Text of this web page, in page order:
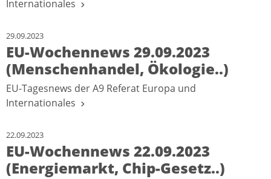
Internationales
29.09.2023
EU-Wochennews 29.09.2023
(Menschenhandel, Ökologie..)
EU-Tagesnews der A9 Referat Europa und
Internationales
22.09.2023
EU-Wochennews 22.09.2023
(Energiemarkt, Chip-Gesetz..)